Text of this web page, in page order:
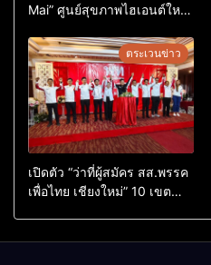
Mai” ศูนย์สุขภาพไฮเอนต์ใหญ่
ตระเวนข่าว
เปิดตัว “ว่าที่ผู้สมัคร สส.พรรค
เพื่อไทย เชียงใหม่” 10 เขต